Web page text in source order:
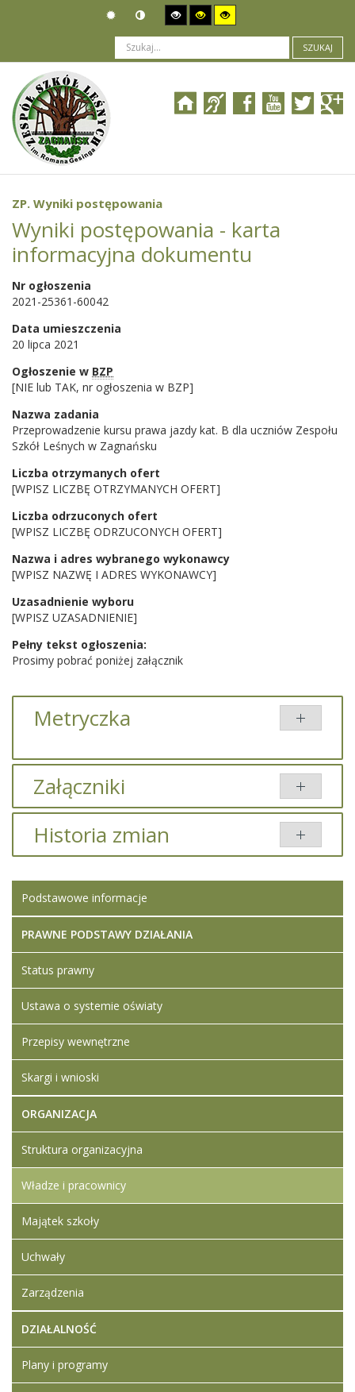
SZUKAJ
Jesteś tutaj: Organizacja
ROOT > Szablony artykułów
ZP. Wyniki postępowania
Wyniki postępowania - karta
informacyjna dokumentu
Nr ogłoszenia
2021-25361-60042
Data umieszczenia
20 lipca 2021
Ogłoszenie w BZP
[NIE lub TAK, nr ogłoszenia w BZP]
Nazwa zadania
Przeprowadzenie kursu prawa jazdy kat. B dla uczniów Zespołu
Szkół Leśnych w Zagnańsku
Liczba otrzymanych ofert
[WPISZ LICZBĘ OTRZYMANYCH OFERT]
Liczba odrzuconych ofert
[WPISZ LICZBĘ ODRZUCONYCH OFERT]
Nazwa i adres wybranego wykonawcy
[WPISZ NAZWĘ I ADRES WYKONAWCY]
Uzasadnienie wyboru
[WPISZ UZASADNIENIE]
Pełny tekst ogłoszenia:
Prosimy pobrać poniżej załącznik
Metryczka
Załączniki
Brak załączników.
Historia zmian
Artykuł
został
zmieniony.
środa, 11
sierpień 2021
11:58
Ledwójcik
został
Podstawowe informacje
PRAWNE PODSTAWY DZIAŁANIA
Status prawny
Ustawa o systemie oświaty
Przepisy wewnętrzne
Skargi i wnioski
ORGANIZACJA
Struktura organizacyjna
Władze i pracownicy
Majątek szkoły
Uchwały
Zarządzenia
DZIAŁALNOŚĆ
Plany i programy